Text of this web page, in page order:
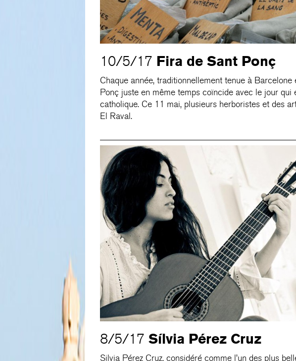
10/5/17 Fira de Sant Ponç
Chaque année, traditionnellement tenue à
Ponç juste en même temps coïncide avec le jour qui
catholique. Ce 11 mai, plusieurs herboristes et des
El Raval.
8/5/17 Sílvia Pérez Cruz
Silvia Pérez Cruz, considéré comme l’un des plus